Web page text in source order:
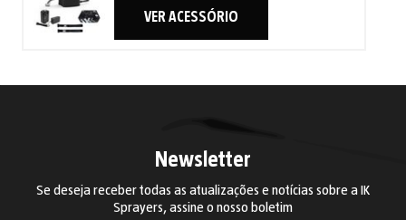
VER ACESSÓRIO
Newsletter
Se deseja receber todas as atualizações e notícias sobre a IK
Sprayers, assine o nosso boletim